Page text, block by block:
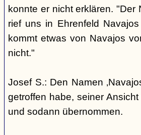
konnte er nicht erklären.
rief uns in Ehrenfeld
kommt etwas von Navajos
nicht."
Josef S.: Den Namen
getroffen habe, seiner
und sodann übernommen.